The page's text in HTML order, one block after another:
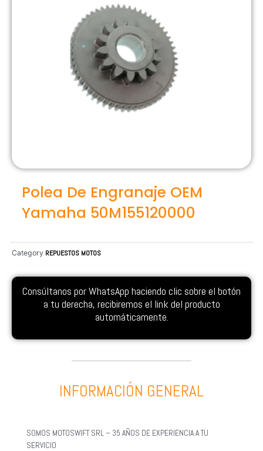
Polea De Engranaje OEM
Yamaha 50M155120000
Category REPUESTOS MOTOS
Consúltanos por WhatsApp haciendo clic sobre el botón
a tu derecha, recibiremos el link del producto
automáticamente.
INFORMACIÓN GENERAL
SOMOS MOTOSWIFT SRL – 35 AÑOS DE EXPERIENCIA A TU
SERVICIO